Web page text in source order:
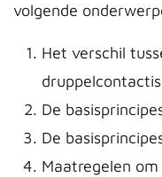
volgende
Het verschil
De
De
Maatregelen